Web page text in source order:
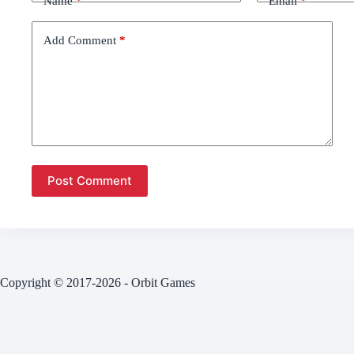
Add Comment *
Post Comment
Copyright © 2017-2026 - Orbit Games